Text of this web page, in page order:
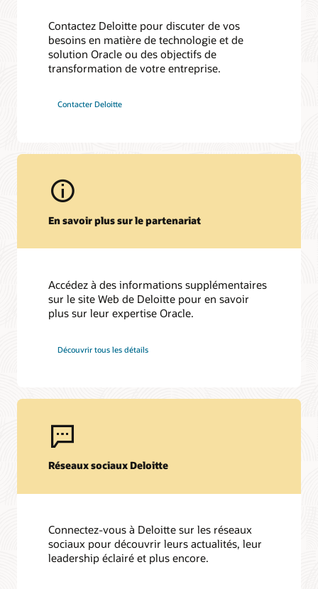
Contactez Deloitte pour discuter de vos
besoins en matière de technologie et de
solution Oracle ou des objectifs de
transformation de votre entreprise.
Contacter Deloitte
En savoir plus sur le partenariat
Accédez à des informations supplémentaires
sur le site Web de Deloitte pour en savoir
plus sur leur expertise Oracle.
Découvrir tous les détails
Réseaux sociaux Deloitte
Connectez-vous à Deloitte sur les réseaux
sociaux pour découvrir leurs actualités, leur
leadership éclairé et plus encore.